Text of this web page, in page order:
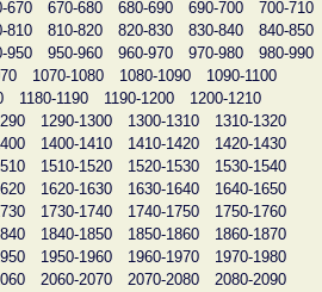
670 670-680 680-690 690-700
700-710
810 810-820 820-830 830-840
840-850
950 950-960 960-970 970-980
980-990
1070-1080 1080-1090
1090-1100
1180-1190 1190-1200
1200-1210
1290-1300 1300-1310
1310-1320
1400-1410 1410-1420
1420-1430
1510-1520 1520-1530
1530-1540
1620-1630 1630-1640
1640-1650
1730-1740 1740-1750
1750-1760
1840-1850 1850-1860
1860-1870
1950-1960 1960-1970
1970-1980
2060-2070 2070-2080
2080-2090